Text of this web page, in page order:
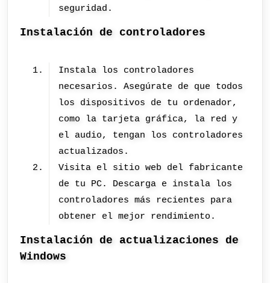
seguridad.
Instalación de controladores
Instala los controladores
necesarios. Asegúrate de que todos
los dispositivos de tu ordenador,
como la tarjeta gráfica, la red y
el audio, tengan los controladores
actualizados.
Visita el sitio web del fabricante
de tu PC. Descarga e instala los
controladores más recientes para
obtener el mejor rendimiento.
Instalación de actualizaciones de
Windows